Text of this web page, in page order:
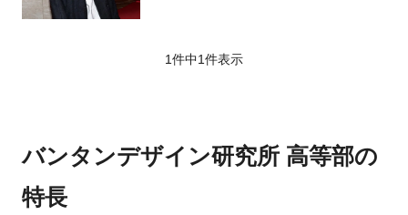
1件中1件表示
バンタンデザイン研究所 高等部の
特長